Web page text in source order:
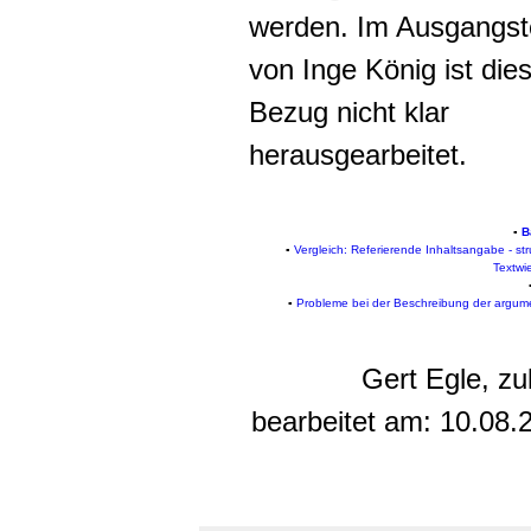
werden. Im
von Inge König ist
Bezug nicht klar
herausgearbeitet.
▪
▪ Vergleich: Referierende Inhaltsangabe -
▪ Probleme bei der Beschreibung der
Gert Egle,
bearbeitet am: